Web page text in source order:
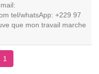
tel/whatsApp: +229 97
que mon travail marche
1